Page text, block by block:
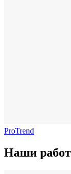
ProTrend
Наши